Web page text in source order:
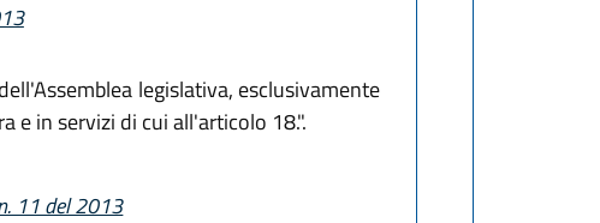
legislativa, esclusivamente
e in servizi di cui all'articolo 18.".
11 del 2013